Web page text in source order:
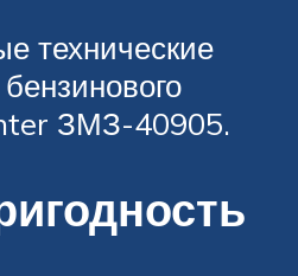
технические
ЗМЗ-40905.